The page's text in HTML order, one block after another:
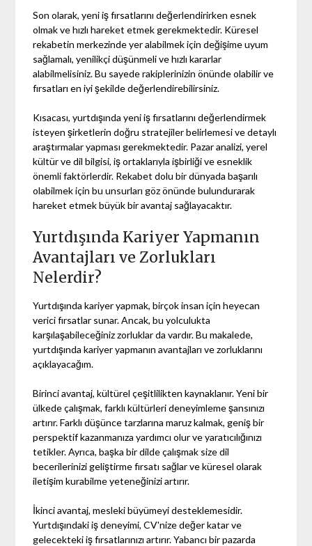
Son olarak, yeni iş fırsatlarını değerlendirirken esnek
olmak ve hızlı hareket etmek gerekmektedir. Küresel
rekabetin merkezinde yer alabilmek için değişime uyum
sağlamalı, yenilikçi düşünmeli ve hızlı kararlar
alabilmelisiniz. Bu sayede rakiplerinizin önünde olabilir ve
fırsatları en iyi şekilde değerlendirebilirsiniz.
Kısacası, yurtdışında yeni iş fırsatlarını değerlendirmek
isteyen şirketlerin doğru stratejiler belirlemesi ve detaylı
araştırmalar yapması gerekmektedir. Pazar analizi, yerel
kültür ve dil bilgisi, iş ortaklarıyla işbirliği ve esneklik
önemli faktörlerdir. Rekabet dolu bir dünyada başarılı
olabilmek için bu unsurları göz önünde bulundurarak
hareket etmek büyük bir avantaj sağlayacaktır.
Yurtdışında Kariyer Yapmanın
Avantajları ve Zorlukları
Nelerdir?
Yurtdışında kariyer yapmak, birçok insan için heyecan
verici fırsatlar sunar. Ancak, bu yolculukta
karşılaşabileceğiniz zorluklar da vardır. Bu makalede,
yurtdışında kariyer yapmanın avantajları ve zorluklarını
açıklayacağım.
Birinci avantaj, kültürel çeşitlilikten kaynaklanır. Yeni bir
ülkede çalışmak, farklı kültürleri deneyimleme şansınızı
artırır. Farklı düşünce tarzlarına maruz kalmak, geniş bir
perspektif kazanmanıza yardımcı olur ve yaratıcılığınızı
tetikler. Ayrıca, başka bir dilde çalışmak size dil
becerilerinizi geliştirme fırsatı sağlar ve küresel olarak
iletişim kurabilme yeteneğinizi artırır.
İkinci avantaj, mesleki büyümeyi desteklemesidir.
Yurtdışındaki iş deneyimi, CV'nize değer katar ve
gelecekteki iş fırsatlarınızı artırır. Yabancı bir pazarda